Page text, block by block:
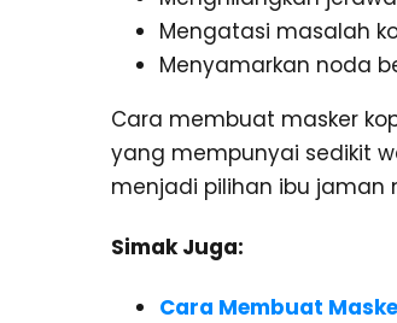
Mengatasi masalah
Menyamarkan noda
Cara membuat masker
yang mempunyai sedikit
menjadi pilihan ibu jaman
Simak Juga:
Cara Membuat